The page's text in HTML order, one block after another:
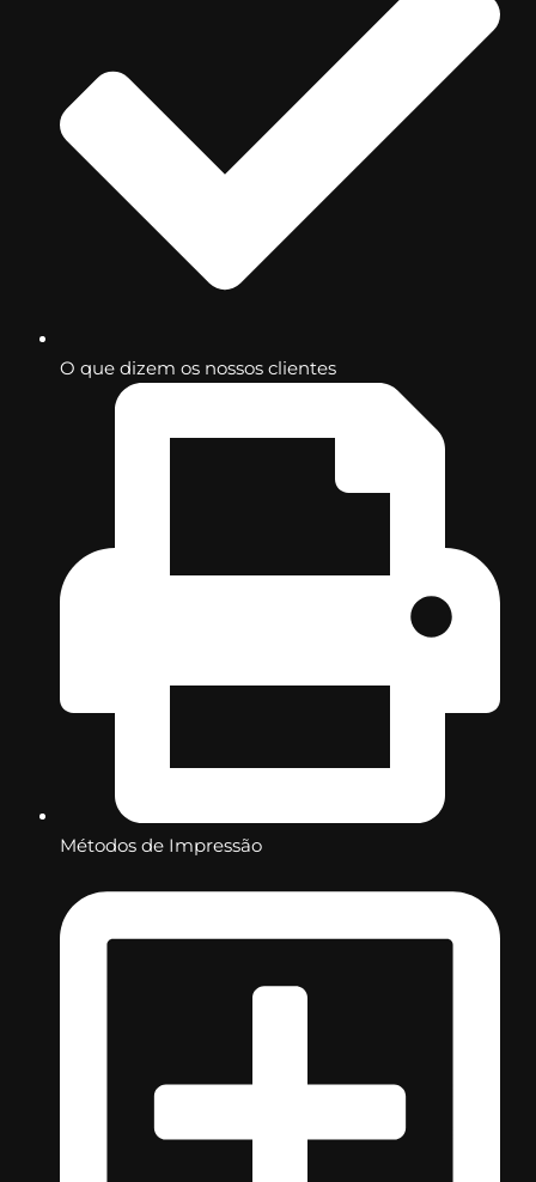
O que dizem os nossos clientes
Métodos de Impressão